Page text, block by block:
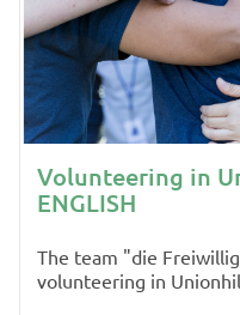
Volunteering in
ENGLISH
The team "die
volunteering in